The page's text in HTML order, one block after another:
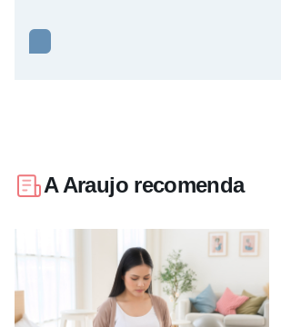
A Araujo recomenda